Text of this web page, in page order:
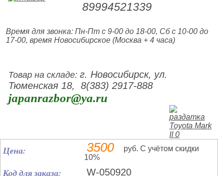
89994521339
Время для звонка: Пн-Пт с 9-00 до 18-00, Сб с 10-00 до
17-00, время Новосибирское (Москва + 4 часа)
Товар на складе:г. Новосибирск, ул.
Тюменская 18, 8(383) 2917-888
japanrazbor@ya.ru
Цена: 3500
руб. С учётом скидки
10%
Код для заказа: W-050920